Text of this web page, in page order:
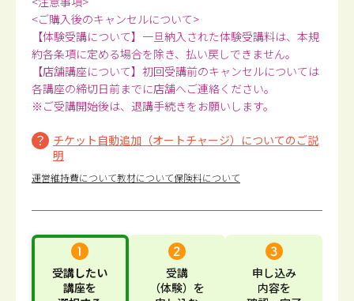
<ご購入後のキャンセルについて>
【体験受講について】一旦納入された体験受講料は、本規
約各条項に定める場合を除き、払い戻しできません。
【店舗講座について】初回受講前のキャンセルについては
各講座の締切日前までに店舗へご連絡ください。
※ご受講開始後は、退講手続きをお願いします。
チケット自動追加（オートチャージ）についてのご説
明
運営維持費について教材について保険料について
受講したい
講座を
受講
（体験） を
申し込み
内容を